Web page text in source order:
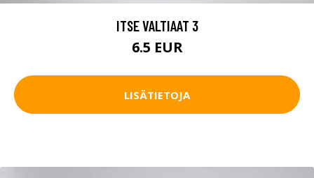
ITSE VALTIAAT 3
6.5 EUR
LISÄTIETOJA